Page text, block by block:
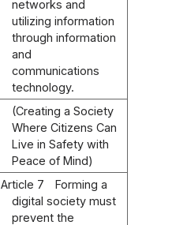
networks and
utilizing information
through information
and
communications
technology.
(Creating a Society
Where Citizens Can
Live in Safety with
Peace of Mind)
Article 7
Forming a
digital society must
prevent the